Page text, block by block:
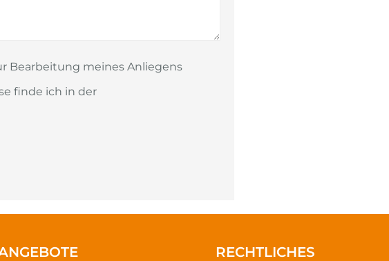
Bearbeitung meines Anliegens
finde ich in der
RECHTLICHES